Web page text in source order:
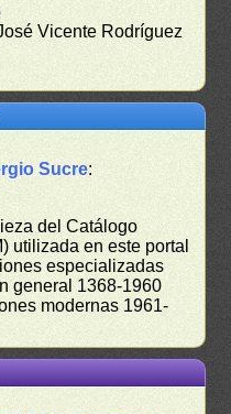
Vicente Rodríguez
Sucre:
del Catálogo
utilizada en este portal
especializadas
general 1368-1960
modernas 1961-